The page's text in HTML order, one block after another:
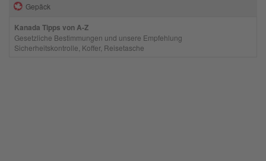
Gepäck
Kanada Tipps von A-Z
Gesetzliche Bestimmungen und unsere Empfehlung
Sicherheitskontrolle, Koffer, Reisetasche